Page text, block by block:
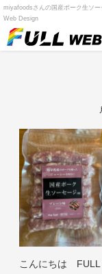
miyafoodsさんの国産ポーク生ソ
Web Design
こんにちは FULL